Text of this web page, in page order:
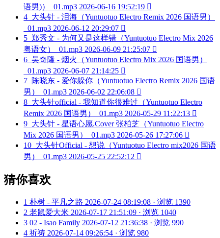
语男)）_01.mp3 2026-06-16 19:52:19 
4 大头针 - 泪海（Yuntuotuo Electro Remix 2026 国语男）
_01.mp3 2026-06-12 20:29:07 
5 郑秀文 - 为何又是这样错（Yuntuotuo Electro Mix 2026
粤语女）_01.mp3 2026-06-09 21:25:07 
6 吴奇隆 - 烟火（Yuntuotuo Electro Mix 2026 国语男）
_01.mp3 2026-06-07 21:14:25 
7 陈晓东 - 爱你躲你（Yuntuotuo Electro Remix 2026 国语
男）_01.mp3 2026-06-02 22:06:08 
8 大头针official - 我知道你很难过（Yuntuotuo Electro
Remix 2026 国语男）_01.mp3 2026-05-29 11:22:13 
9 大头针 - 星语心愿.Cover 张柏芝（Yuntuotuo Electro
Mix 2026 国语男）_01.mp3 2026-05-26 17:27:06 
10 大头针Official - 想说（Yuntuotuo Electro mix2026 国语
男）_01.mp3 2026-05-25 22:52:12 
猜你喜欢
1 朴树 - 平凡之路 2026-07-24 08:19:08 · 浏览 1390
2 老鼠爱大米 2026-07-17 21:51:09 · 浏览 1040
3 02 - Isao Family 2026-07-12 21:36:38 · 浏览 990
4 祈祷 2026-07-14 09:26:54 · 浏览 980